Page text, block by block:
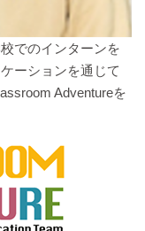
でのインターンを
ーションを通じて
Adventureを